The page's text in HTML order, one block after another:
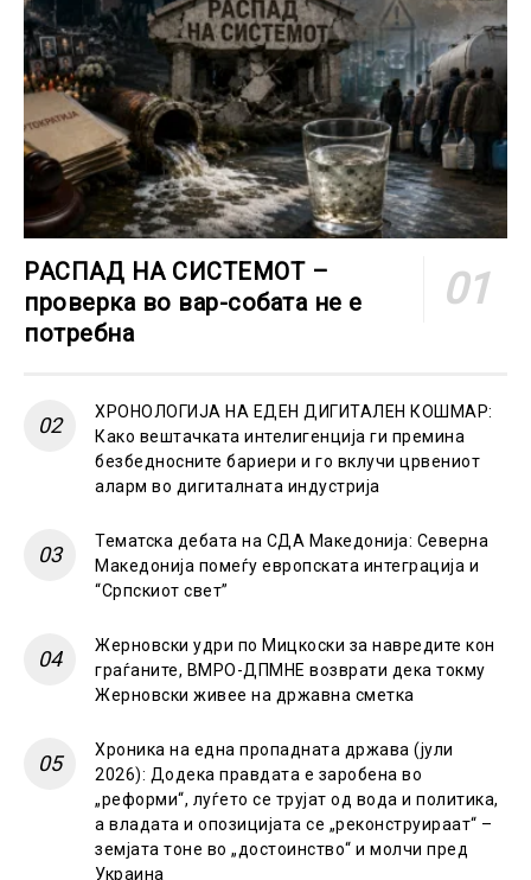
РАСПАД НА СИСТЕМОТ –
проверка во вар-собата не е
потребна
ХРОНОЛОГИЈА НА ЕДЕН ДИГИТАЛЕН КОШМАР:
Како вештачката интелигенција ги премина
безбедносните бариери и го вклучи црвениот
аларм во дигиталната индустрија
Тематска дебата на СДА Македонија: Северна
Македонија помеѓу европската интеграција и
“Српскиот свет”
Жерновски удри по Мицкоски за навредите кон
граѓаните, ВМРО-ДПМНЕ возврати дека токму
Жерновски живее на државна сметка
Хроника на една пропадната држава (јули
2026): Додека правдата е заробена во
„реформи“, луѓето се трујат од вода и политика,
а владата и опозицијата се „реконструираат“ –
земјата тоне во „достоинство“ и молчи пред
Украина